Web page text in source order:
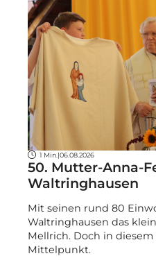
1 Min. |06.08.2026
50. Mutter-Anna-
Waltringhausen
Mit seinen rund 80
Waltringhausen das
Mellrich. Doch in
Mittelpunkt.